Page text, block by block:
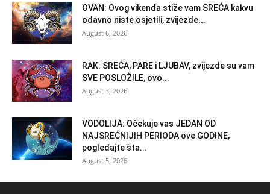
OVAN: Ovog vikenda stiže vam SREĆA kakvu
odavno niste osjetili, zvijezde...
August 6, 2026
RAK: SREĆA, PARE i LJUBAV, zvijezde su vam
SVE POSLOŽILE, ovo...
August 3, 2026
VODOLIJA: Očekuje vas JEDAN OD
NAJSREĆNIJIH PERIODA ove GODINE,
pogledajte šta...
August 5, 2026